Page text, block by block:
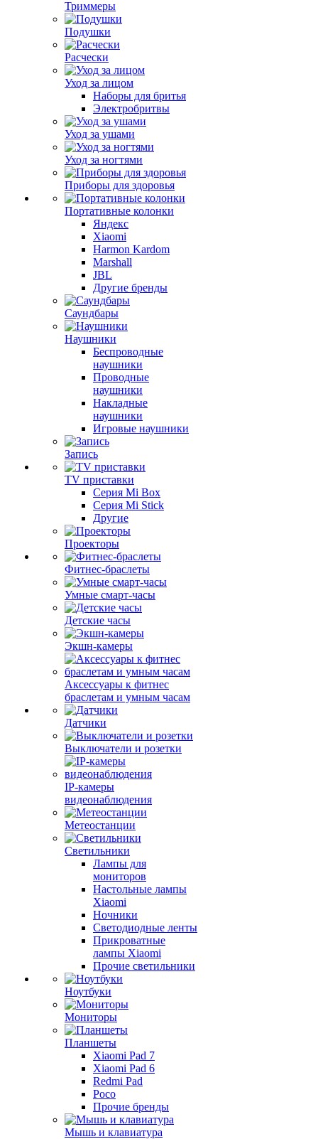
Триммеры
Подушки
Расчески
Уход за лицом
Наборы для бритья
Электробритвы
Уход за ушами
Уход за ногтями
Приборы для здоровья
Портативные колонки
Яндекс
Xiaomi
Harmon Kardom
Marshall
JBL
Другие бренды
Саундбары
Наушники
Беспроводные
наушники
Проводные
наушники
Накладные
наушники
Игровые наушники
Запись
TV приставки
Серия Mi Box
Серия Mi Stick
Другие
Проекторы
Фитнес-браслеты
Умные смарт-часы
Детские часы
Экшн-камеры
Аксессуары к фитнес
браслетам и умным часам
Датчики
Выключатели и розетки
IP-камеры
видеонаблюдения
Метеостанции
Светильники
Лампы для
мониторов
Настольные лампы
Xiaomi
Ночники
Светодиодные ленты
Прикроватные
лампы Xiaomi
Прочие светильники
Ноутбуки
Мониторы
Планшеты
Xiaomi Pad 7
Xiaomi Pad 6
Redmi Pad
Poco
Прочие бренды
Мышь и клавиатура